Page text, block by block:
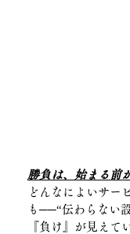
勝負は、始まる前
どんなによいサー
も──“伝わらない
『負け』が見えて